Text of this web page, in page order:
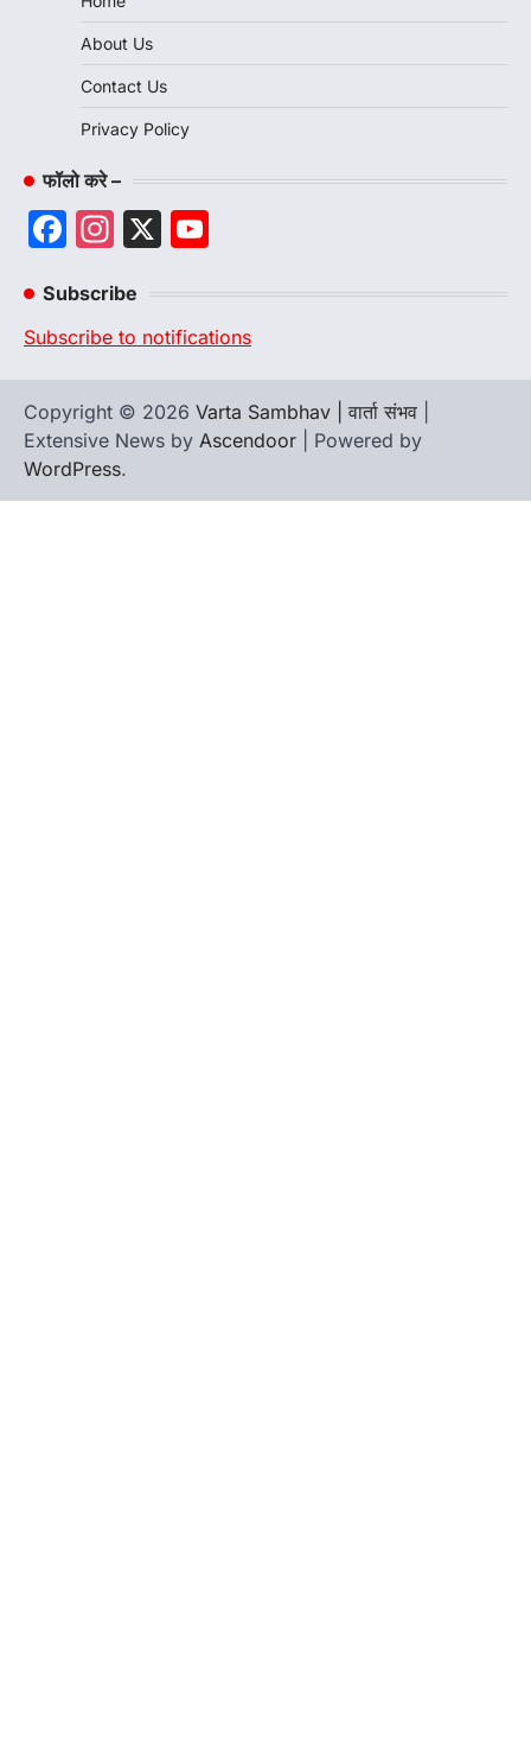
About Us
Contact Us
Privacy Policy
फॉलो करे –
Facebook
Instagram
X
Subscribe
Subscribe to notifications
Copyright © 2026 Varta Sambhav | वार्ता संभव
Extensive News by Ascendoor | Powered by
WordPress.